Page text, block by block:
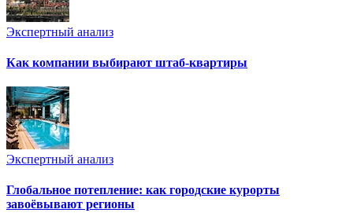
Экспертный анализ
Как компании выбирают штаб-квартиры
Экспертный анализ
Глобальное потепление: как городские курорты
завоёвывают регионы